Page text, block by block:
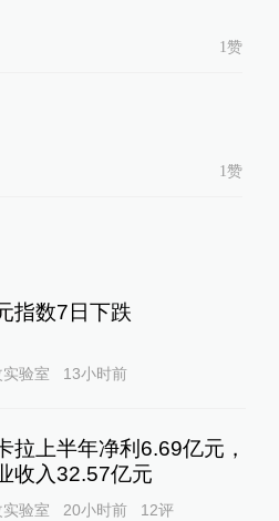
1赞
1赞
指数7日下跌
验室 13小时前
拉上半年净利6.69亿元，
收入32.57亿元
验室 20小时前 12评